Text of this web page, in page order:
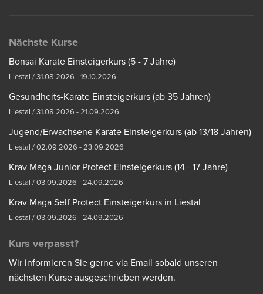
Nächste Kurse
Bonsai Karate Einsteigerkurs (5 - 7 Jahre)
Liestal / 31.08.2026 - 19.10.2026
Gesundheits-Karate Einsteigerkurs (ab 35 Jahren)
Liestal / 31.08.2026 - 21.09.2026
Jugend/Erwachsene Karate Einsteigerkurs (ab 13/18 Jahren)
Liestal / 02.09.2026 - 23.09.2026
Krav Maga Junior Protect Einsteigerkurs (14 - 17 Jahre)
Liestal / 03.09.2026 - 24.09.2026
Krav Maga Self Protect Einsteigerkurs in Liestal
Liestal / 03.09.2026 - 24.09.2026
Kurs verpasst?
Wir informieren Sie gerne via Email sobald unseren
nächsten Kurse ausgeschrieben werden.